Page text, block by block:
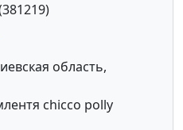
область,
chicco polly